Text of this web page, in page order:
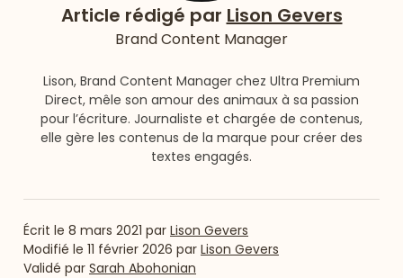
Article rédigé par Lison Gevers
Brand Content Manager
Lison, Brand Content Manager chez Ultra Premium
Direct, mêle son amour des animaux à sa passion
pour l’écriture. Journaliste et chargée de contenus,
elle gère les contenus de la marque pour créer des
textes engagés.
Écrit le 8 mars 2021 par Lison Gevers
Modifié le 11 février 2026 par Lison Gevers
Validé par Sarah Abohonian